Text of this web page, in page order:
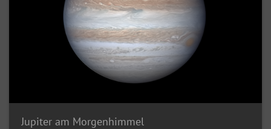
Jupiter am Morgenhimmel